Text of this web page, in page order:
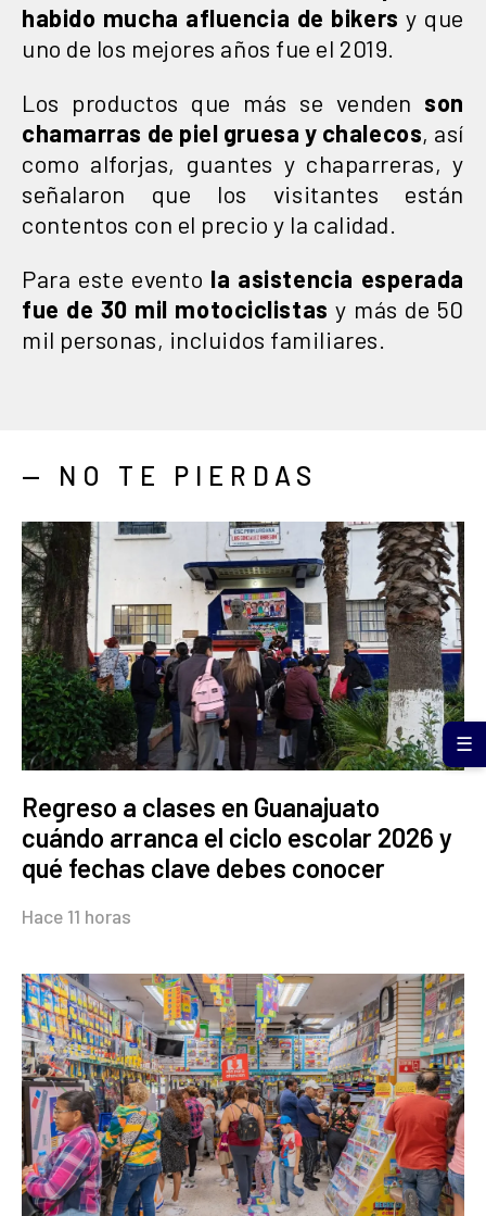
habido mucha afluencia de bikers y que
uno de los mejores años fue el 2019.
Los productos que más se venden son
chamarras de piel gruesa y chalecos, así
como alforjas, guantes y chaparreras, y
señalaron que los visitantes están
contentos con el precio y la calidad.
Para este evento la asistencia esperada
fue de 30 mil motociclistas y más de 50
mil personas, incluidos familiares.
— NO TE PIERDAS
Regreso a clases en Guanajuato
cuándo arranca el ciclo escolar 2026 y
qué fechas clave debes conocer
Hace 11 horas
☰